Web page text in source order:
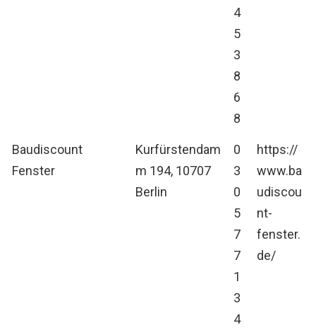
4
5
3
8
6
8
Baudiscount
Fenster
Kurfürstendam
m 194, 10707
Berlin
0
3
0
5
7
7
1
3
4
https://
www.ba
udiscou
nt-
fenster.
de/